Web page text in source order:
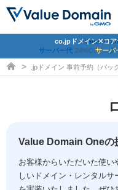
ドメイン
ドメイントップ
ドメイン移管
ドメイン価格一覧
コアサーバー
バリューサーバー
セキュリティトップ
Value Domain ネットde診断
サービストップ
Value
サーバー代 24%OFF ク
co.jpドメイン✕コア
サーバ
ドメイン取得ならバリュードメ
.jpドメイン 事前予約（バッ
Value Domain Oneの
お客様からいただいた使
しいドメイン・レンタル